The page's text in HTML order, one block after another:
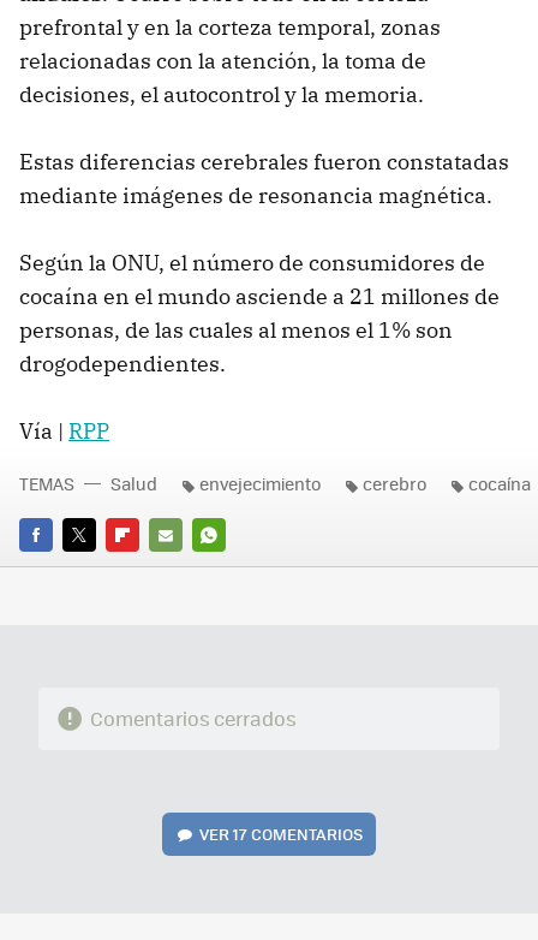
prefrontal y en la corteza temporal, zonas
relacionadas con la atención, la toma de
decisiones, el autocontrol y la memoria.
Estas diferencias cerebrales fueron constatadas
mediante imágenes de resonancia magnética.
Según la ONU, el número de consumidores de
cocaína en el mundo asciende a 21 millones de
personas, de las cuales al menos el 1% son
drogodependientes.
Vía | RPP
FACEBOOK
TWITTERFLIPBOARD
E-
WHATSAPP
TEMAS Salud envejecimiento cerebro cocaína
Comentarios cerrados
VER 17 COMENTARIOS